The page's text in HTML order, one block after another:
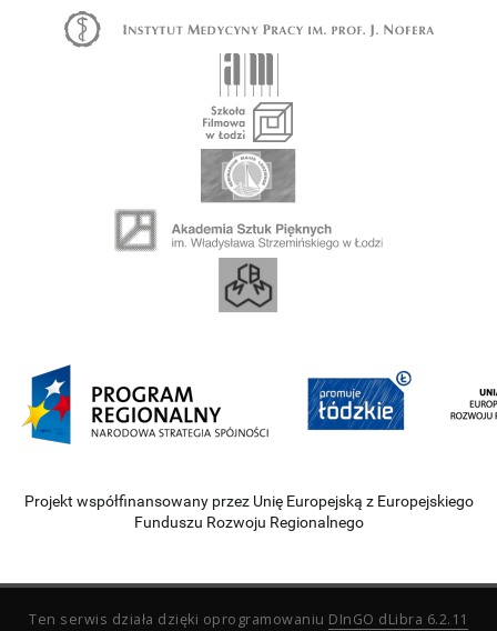
Projekt współfinansowany przez Unię Europejską z Europejskiego
Funduszu Rozwoju Regionalnego
Ten serwis działa dzięki oprogramowaniu DInGO dLibra 6.2.11